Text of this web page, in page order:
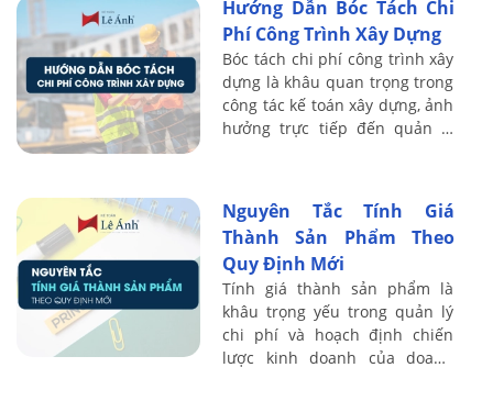
trong ...
Hướng Dẫn Bóc Tách Chi
Phí Công Trình Xây Dựng
Bóc tách chi phí công trình xây
dựng là khâu quan trọng trong
công tác kế toán xây dựng, ảnh
hưởng trực tiếp đến quản lý
Nguyên Tắc Tính Giá
Thành Sản Phẩm Theo
Quy Định Mới
Tính giá thành sản phẩm là
khâu trọng yếu trong quản lý
chi phí và hoạch định chiến
lược kinh doanh của doanh